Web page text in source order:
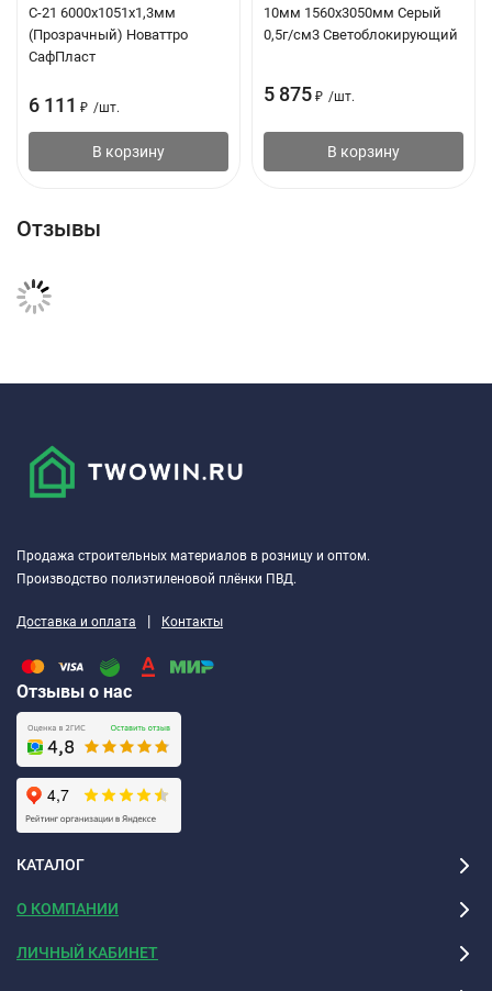
С-21 6000х1051х1,3мм
(Прозрачный) Новаттро
СафПласт
6 111 ₽ /шт.
В корзину
10мм 1560х3050мм Серый
0,5г/см3 Светоблокирующий
5 875 ₽ /шт.
В корзину
Отзывы
Продажа строительных материалов в розницу и оптом.
Производство полиэтиленовой плёнки ПВД.
Доставка и оплата | Контакты
Отзывы о нас
КАТАЛОГ
О КОМПАНИИ
ЛИЧНЫЙ КАБИНЕТ